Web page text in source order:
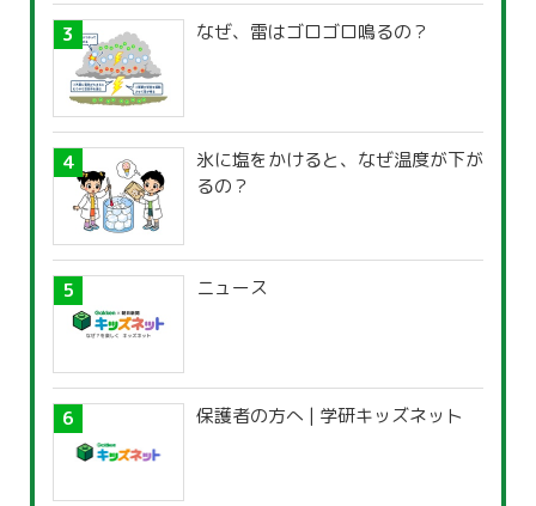
なぜ、雷はゴロゴロ鳴るの？
氷に塩をかけると、なぜ温度が下が
るの？
ニュース
保護者の方へ | 学研キッズネット